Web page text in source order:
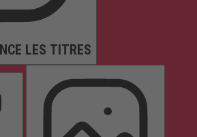
LES TITRES